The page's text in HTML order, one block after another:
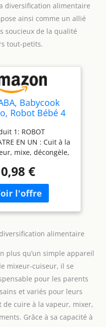
diversification alimentaire
ainsi comme un allié
soucieux de la qualité
tout-petits.
Babycook
Robot Bébé 4
Cuisson
bébé maison,
Silver & Lot
8 Portions
Clip
1: ROBOT
EN UN : Cuit à la
mixe, décongèle,
1: CUISSON
: Cuisson vapeur
en 15 minutes :
les saveurs et
des
CONTENANCE :
préparer des
importantes en
de main produit
TEXTURES :
par impulsion
lame effet cyclone
sont mixés
€
alimentaire
plus qu’un simple appareil
mixeur-cuiseur, il se
pour les parents
et variés pour leurs
de cuire à la vapeur, mixer,
Grâce à sa capacité à